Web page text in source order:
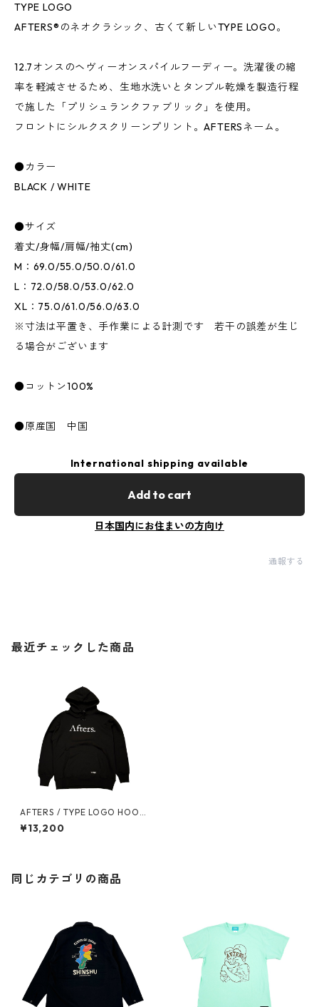
TYPE LOGO
AFTERS®︎のネオクラシック、古くて新しいTYPE LOGO。
12.7オンスのヘヴィーオンスパイルフーディー。洗濯後の縮
率を軽減させるため、生地水洗いとタンブル乾燥を製造行程
で施した「プリシュランクファブリック」を使用。
フロントにシルクスクリーンプリント。AFTERSネーム。
●カラー
BLACK / WHITE
●サイズ
着丈/身幅/肩幅/袖丈(cm)
M：69.0/55.0/50.0/61.0
L：72.0/58.0/53.0/62.0
XL：75.0/61.0/56.0/63.0
※寸法は平置き、手作業による計測です 若干の誤差が生じ
る場合がございます
●コットン100%
●原産国 中国
International shipping available
Add to cart
日本国内にお住まいの方向け
通報する
最近チェックした商品
AFTERS / TYPE LOGO HOOD
IE
¥13,200
同じカテゴリの商品